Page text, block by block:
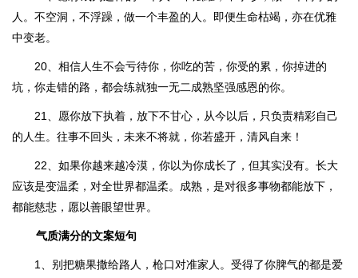
人。不空洞，不浮躁，做一个丰盈的人。即便生命枯竭，亦在优雅
中变老。
20、相信人生不会亏待你，你吃的苦，你受的累，你掉进的
坑，你走错的路，都会练就独一无二成熟坚强感恩的你。
21、愿你放下执着，放下不甘心，从今以后，只负责精彩自己
的人生。往事不回头，未来不将就，你若盛开，清风自来！
22、如果你越来越冷漠，你以为你成长了，但其实没有。长大
应该是变温柔，对全世界都温柔。成熟，是对很多事物都能放下，
都能慈悲，愿以善眼望世界。
气质满分的文案短句
1、别把糖果撒给路人，枪口对准家人。受得了你脾气的都是爱